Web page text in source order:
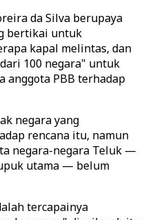
da Silva berupaya
bertikai untuk
kapal melintas, dan
100 negara" untuk
anggota PBB terhadap
negara yang
rencana itu, namun
negara-negara Teluk —
utama — belum
tercapainya